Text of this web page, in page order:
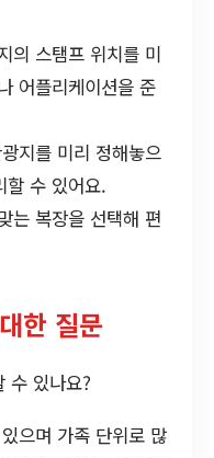
의 스탬프 위치를 미
어플리케이션을 준
지를 미리 정해놓으
할 수 있어요.
는 복장을 선택해 편
한 질문
수 있나요?
으며 가족 단위로 많